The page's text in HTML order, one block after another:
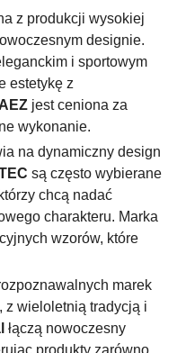
z produkcji wysokiej
designie.
i sportowym
estetykę z
AEZ jest ceniona za
wykonanie.
na dynamiczny design
są często wybierane
chcą nadać
charakteru. Marka
wzorów, które
marek
z wieloletnią tradycją i
łączą nowoczesny
produkty zarówno